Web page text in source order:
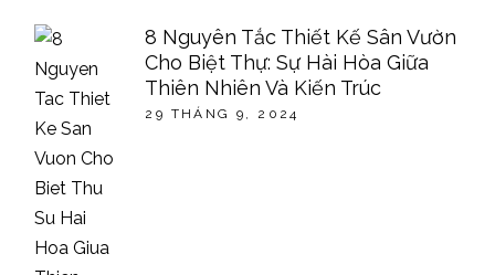
8 Nguyên Tắc Thiết Kế Sân Vườn
Cho Biệt Thự: Sự Hài Hòa Giữa
Thiên Nhiên Và Kiến Trúc
29 THÁNG 9, 2024